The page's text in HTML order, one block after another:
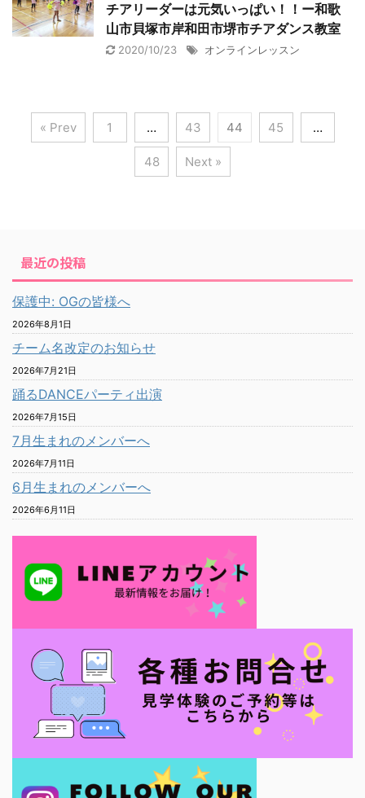
チアリーダーは元気いっぱい！！ー和歌
山市貝塚市岸和田市堺市チアダンス教室
2020/10/23 オンラインレッスン
« Prev 1 … 43 44 45 …
48 Next »
最近の投稿
保護中: OGの皆様へ
2026年8月1日
チーム名改定のお知らせ
2026年7月21日
踊るDANCEパーティ出演
2026年7月15日
7月生まれのメンバーへ
2026年7月11日
6月生まれのメンバーへ
2026年6月11日